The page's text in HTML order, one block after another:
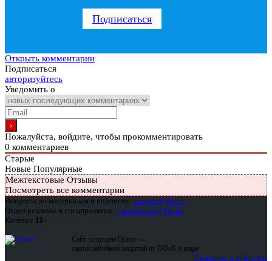
Подписаться
Открыть комментарии
Подписаться
авторизуйтесь
Уведомить о
Пожалуйста, войдите, чтобы прокомментировать
0 комментариев
Старые
Новые Популярные
Межтекстовые Отзывы
Посмотреть все комментарии
Вопросы по материалам и подписке: support@glc.ru
Отдел рекламы и спецпроектов: yakovleva.a@glc.ru
Контент 18+
Сайт защищен Qrator —
самой забойной защитой от DDoS в мире
Подписка для физлиц